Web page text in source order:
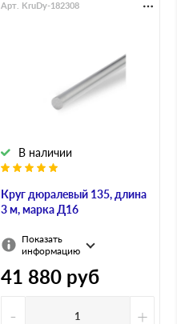
Круг дюралевый 135, длина
3 м, марка Д16
В наличии
Арт. KruDy-182308
Показать
информацию
41 880 руб
-
+